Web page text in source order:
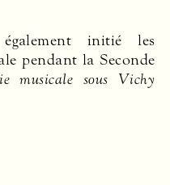
pendant la Seconde
musicale sous Vichy